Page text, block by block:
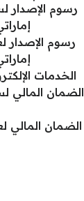
الخدمات الإلكترونية: 150